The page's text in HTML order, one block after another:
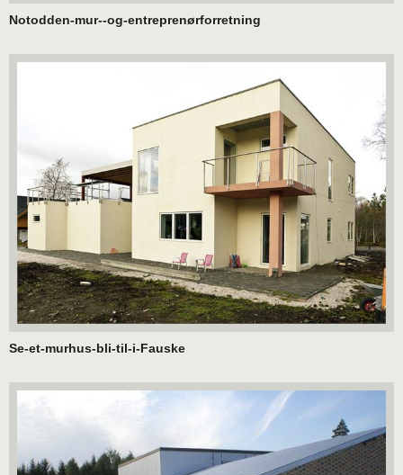
Notodden-mur--og-entreprenørforretning
Se-et-murhus-bli-til-i-Fauske